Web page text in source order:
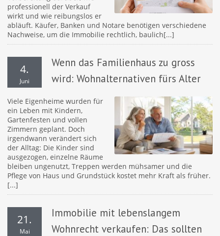
professionell der Verkauf
wirkt und wie reibungslos er
abläuft. Käufer, Banken und Notare benötigen verschiedene
Nachweise, um die Immobilie rechtlich, baulich[...]
4.
Juni
Wenn das Familienhaus zu gross
wird: Wohnalternativen fürs Alter
Viele Eigenheime wurden für
ein Leben mit Kindern,
Gartenfesten und vollen
Zimmern geplant. Doch
irgendwann verändert sich
der Alltag: Die Kinder sind
ausgezogen, einzelne Räume
bleiben ungenutzt, Treppen werden mühsamer und die
Pflege von Haus und Grundstück kostet mehr Kraft als früher.
[...]
21.
Mai
Immobilie mit lebenslangem
Wohnrecht verkaufen: Das sollten